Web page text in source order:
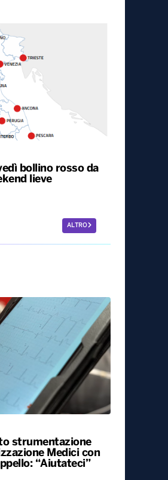
bollino rosso da
lieve
ALTRO
strumentazione
Medici con
“Aiutateci”